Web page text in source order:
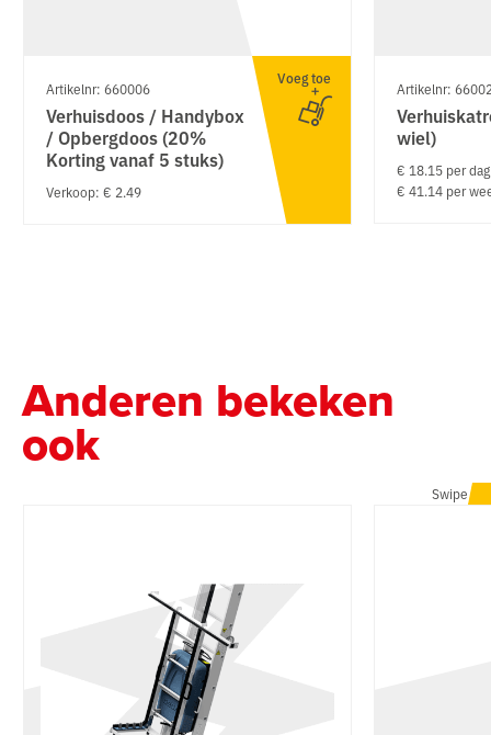
Artikelnr: 660006
Verhuisdoos / Handybox
/ Opbergdoos (20%
Korting vanaf 5 stuks)
Verkoop: € 2.49
Voeg toe
Artikelnr:
wiel)
€ 18.15 per dag
€ 41.14 per
Anderen bekeken
ook
Swipe